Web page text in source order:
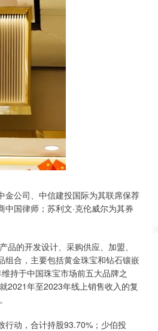
公司、中信建投国际为其联席保荐
国律师；苏利文·克伦威尔为其券
的开发设计、采购供应、加盟、
合，主要包括黄金珠宝和钻石镶嵌
持于中国珠宝市场前五大品牌之
2021年至2023年线上销售收入的复
动，合计持股93.70%；少伯投